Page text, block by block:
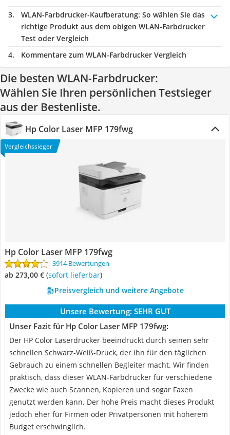
WLAN-Farbdrucker-Kaufberatung: So wählen Sie das
richtige Produkt aus dem obigen WLAN-Farbdrucker
Test oder Vergleich
Kommentare zum WLAN-Farbdrucker Vergleich
Die besten WLAN-Farbdrucker:
Wählen Sie Ihren persönlichen Testsieger
aus der Bestenliste.
Hp Color Laser MFP 179fwg
Vergleichssieger
Hp Color Laser MFP 179fwg
3914 Bewertungen
ab 273,00 € ( Sofort lieferbar)
Preisvergleich und weitere Angebote
Unsere Bewertung: SEHR GUT
Unser Fazit für Hp Color Laser MFP 179fwg:
Der HP Color Laserdrucker beeindruckt durch seinen sehr
schnellen Schwarz-Weiß-Druck, der ihn für den täglichen
Gebrauch zu einem schnellen Begleiter macht. Wir finden
praktisch, dass dieser WLAN-Farbdrucker für verschiedene
Zwecke wie auch Scannen, Kopieren und sogar Faxen
genutzt werden kann. Der hohe Preis macht dieses Produkt
jedoch eher für Firmen oder Privatpersonen mit höherem
Budget erschwinglich.